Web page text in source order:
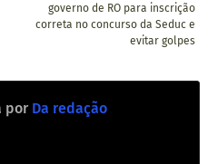
governo de RO para inscrição
correta no concurso da Seduc e
evitar golpes
por Da redação